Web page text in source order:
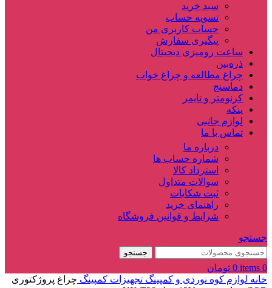
سبد خرید
تسویه حساب
حساب کاربری من
پیگیری سفارش
ساعت‌ رومیزی دیجیتال
ذره‌بین‌
چراغ مطالعه و چراغ خواب
دماسنج‌
کرنومتر و تایمر
پنکه
لوازم جانبی
تماس با ما
درباره ما
شماره حساب ها
استرداد کالا
سوالات متداول
ثبت شکایات
راهنمای خرید
شرایط و قوانین فروشگاه
جستجو
جستجو
0
items
0 تومان
خانه لوازم کوه نوردی و کمپینگ تجهیزات کمپینگ چراغ پروژکتوری